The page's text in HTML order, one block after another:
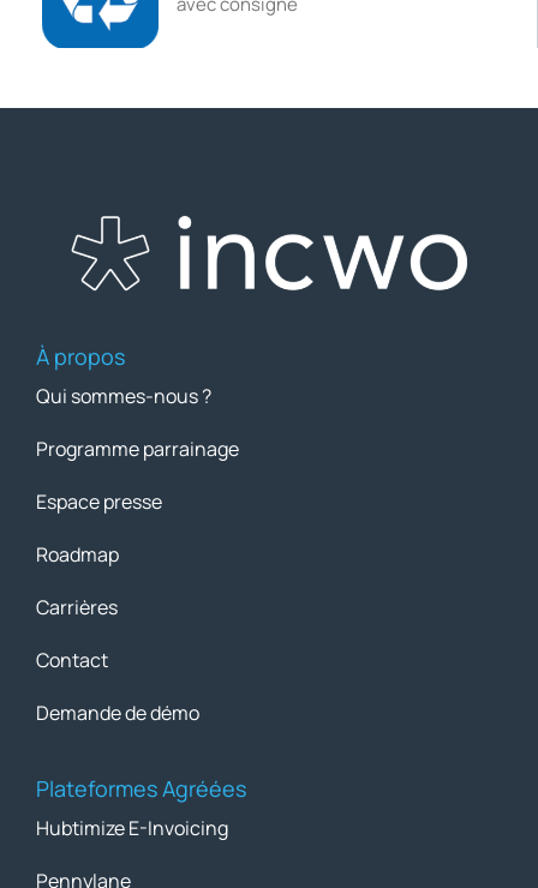
À propos
Qui sommes-nous ?
Programme parrainage
Espace presse
Roadmap
Carrières
Contact
Demande de démo
Plateformes Agréées
Hubtimize E-Invoicing
Pennylane